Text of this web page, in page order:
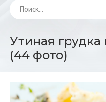
Утиная грудка
(44 фото)